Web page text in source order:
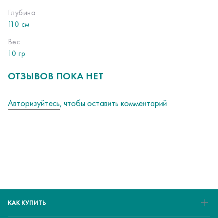
Глубина
110 см
Вес
10 гр
ОТЗЫВОВ ПОКА НЕТ
Авторизуйтесь, чтобы оставить комментарий
КАК КУПИТЬ